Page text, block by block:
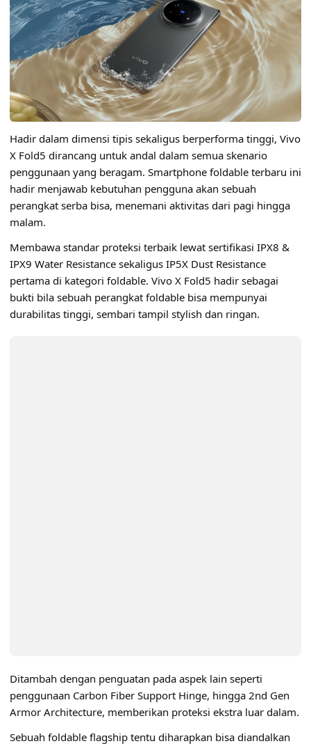
Hadir dalam dimensi tipis sekaligus berperforma tinggi, Vivo
X Fold5 dirancang untuk andal dalam semua skenario
penggunaan yang beragam. Smartphone foldable terbaru ini
hadir menjawab kebutuhan pengguna akan sebuah
perangkat serba bisa, menemani aktivitas dari pagi hingga
malam.
Membawa standar proteksi terbaik lewat sertifikasi IPX8 &
IPX9 Water Resistance sekaligus IP5X Dust Resistance
pertama di kategori foldable. Vivo X Fold5 hadir sebagai
bukti bila sebuah perangkat foldable bisa mempunyai
durabilitas tinggi, sembari tampil stylish dan ringan.
Ditambah dengan penguatan pada aspek lain seperti
penggunaan Carbon Fiber Support Hinge, hingga 2nd Gen
Armor Architecture, memberikan proteksi ekstra luar dalam.
Sebuah foldable flagship tentu diharapkan bisa diandalkan